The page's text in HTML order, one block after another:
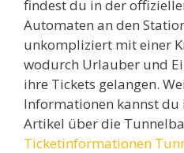
findest du in der
Automaten an den
unkompliziert mit einer
wodurch Urlauber und
ihre Tickets gelangen.
Informationen kannst du
Artikel über die
Ticketinformationen